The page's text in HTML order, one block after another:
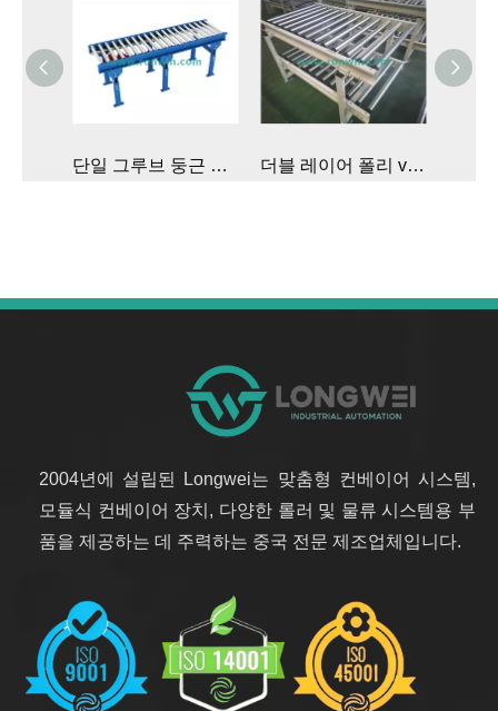
단일 그루브 둥근 벨트 구동 롤러 컨베이어 라인 더블 레이어 폴리 v 풀리 모터 구동 롤러 컨베이어
2004년에 설립된 Longwei는 맞춤형 컨베이어 시스템,
모듈식 컨베이어 장치, 다양한 롤러 및 물류 시스템용 부
품을 제공하는 데 주력하는 중국 전문 제조업체입니다.